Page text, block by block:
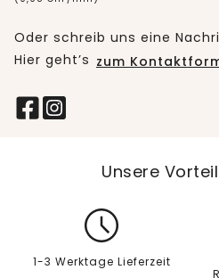
Oder schreib uns eine
Hier geht’s zum
Unsere
1-3 Werktage Lieferzeit